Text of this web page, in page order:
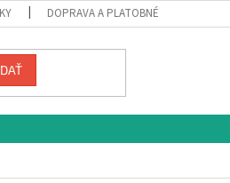
DOPRAVA A PLATOBNÉ PODMIENKY